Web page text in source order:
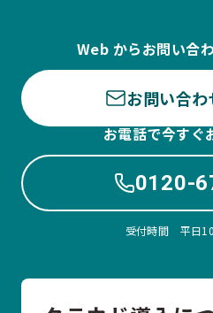
Web からお問い合
お問い合
お電話で今すぐ
0120-
受付時間 平日